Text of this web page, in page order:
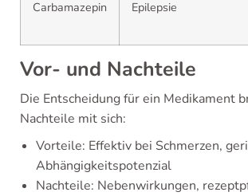
Carbamazepin Epilepsie
Vor- und Nachteile
Die Entscheidung für ein Medikament
Nachteile mit sich:
Vorteile: Effektiv bei Schmerzen,
Abhängigkeitspotenzial
Nachteile: Nebenwirkungen,